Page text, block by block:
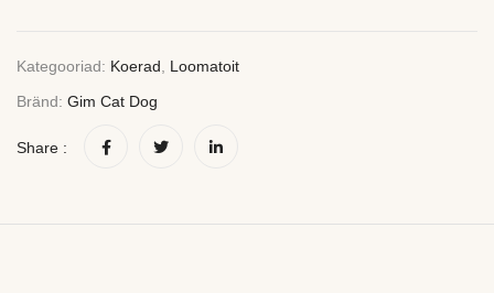
Kategooriad: Koerad
Loomatoit
Bränd: Gim Cat Dog
Share :